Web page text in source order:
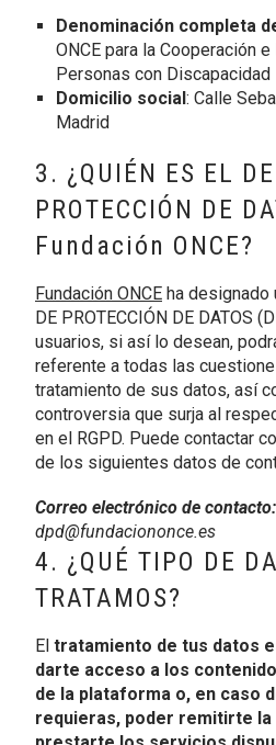
Denominación completa
ONCE para la Cooperación
Personas con Discapacidad
Domicilio social: Calle
Madrid
3. ¿QUIÉN ES EL
PROTECCIÓN DE
Fundación ONCE?
Fundación ONCE ha designado
DE PROTECCIÓN DE DATOS
usuarios, si así lo desean,
referente a todas las
tratamiento de sus datos, así
controversia que surja al
en el RGPD. Puede contactar
de los siguientes datos de
Correo electrónico de contacto:
dpd@fundaciononce.es
4. ¿QUÉ TIPO DE
TRATAMOS?
El tratamiento de tus datos
darte acceso a los
de la plataforma o, en caso
requieras, poder remitirte